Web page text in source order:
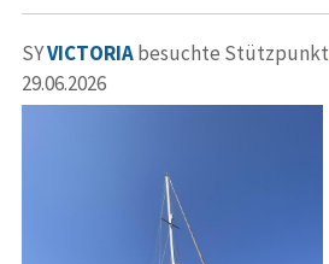
SYVICTORIAbesuchte Stützpunkt
29.06.2026